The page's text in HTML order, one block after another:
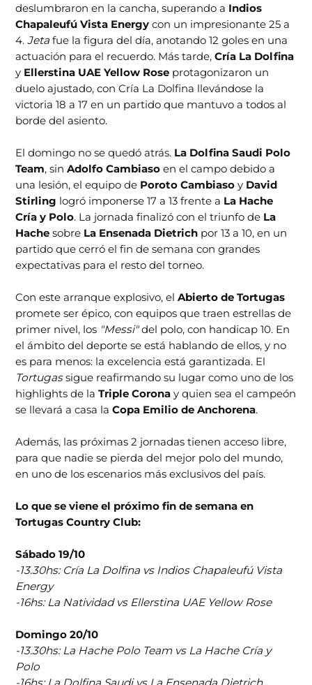
deslumbraron en la cancha, superando a Indios
Chapaleufú Vista Energy con un impresionante 25 a
4.Jetafue la figura del día, anotando 12 goles en una
actuación para el recuerdo. Más tarde,Cría La Dolfina
y Ellerstina UAE Yellow Rose protagonizaron un
duelo ajustado, con Cría La Dolfina llevándose la
victoria 18 a 17 en un partido que mantuvo a todos al
borde del asiento.
El domingo no se quedó atrás. La Dolfina Saudi Polo
Team, sinAdolfo Cambiaso en el campo debido a
una lesión, el equipo de Poroto Cambiaso y David
Stirling logró imponerse 17 a 13 frente a La Hache
Cría y Polo. La jornada finalizó con el triunfo de La
Hache sobre La Ensenada Dietrich por 13 a 10, en un
partido que cerró el fin de semana con grandes
expectativas para el resto del torneo.
Con este arranque explosivo, elAbierto de Tortugas
promete ser épico, con equipos que traen estrellas de
primer nivel, los "Messi"del polo, con handicap 10. En
el ámbito del deporte se está hablando de ellos, y no
es para menos: la excelencia está garantizada. El
Tortugassigue reafirmando su lugar como uno de los
highlights de laTriple Corona y quien sea el campeón
se llevará a casa laCopa Emilio de Anchorena.
Además, las próximas 2 jornadas tienen acceso libre,
para que nadie se pierda del mejor polo del mundo,
en uno de los escenarios más exclusivos del país.
Lo que se viene el próximo fin de semana en
Tortugas Country Club:
Sábado 19/10
-13.30hs: Cría La Dolfina vs Indios Chapaleufú Vista
Energy
-16hs: La Natividad vs Ellerstina UAE Yellow Rose
Domingo 20/10
-13.30hs: La Hache Polo Team vs La Hache Cría y
Polo
-16hs: La Dolfina Saudi vs La Ensenada Dietrich